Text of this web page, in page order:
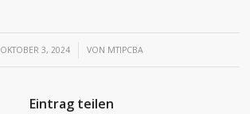
OKTOBER 3, 2024
/ VON MTIPCBA
Eintrag teilen